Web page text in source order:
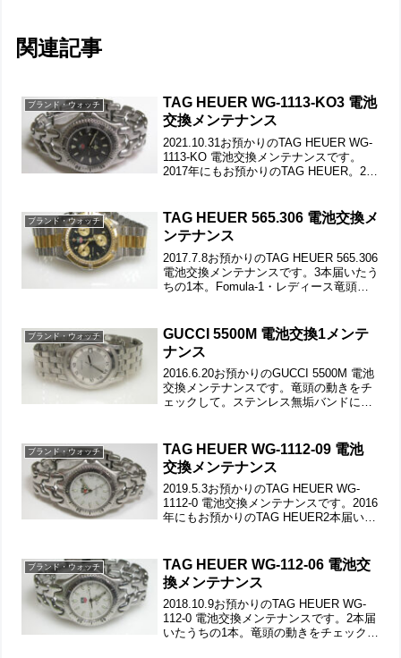
関連記事
ブランド・ウォッチ
TAG HEUER WG-1113-KO3 電池
交換メンテナンス
2021.10.31お預かりのTAG HEUER WG-
1113-KO 電池交換メンテナンスです。
2017年にもお預かりのTAG HEUER。2本
ステンレス無垢バンド...
ブランド・ウォッチ
TAG HEUER 565.306 電池交換メ
ンテナンス
2017.7.8お預かりのTAG HEUER 565.306
電池交換メンテナンスです。3本届いたう
ちの1本。Fomula-1・レディース竜頭の
置をチェックします。ベル...
ブランド・ウォッチ
GUCCI 5500M 電池交換1メンテ
ナンス
2016.6.20お預かりのGUCCI 5500M 電池
交換メンテナンスです。竜頭の動きをチ
ェックして。ステンレス無垢バンドに両
の汚れや裏蓋の裏側もチェックして。パ
ッキ...
ブランド・ウォッチ
TAG HEUER WG-1112-09 電池
交換メンテナンス
2019.5.3お預かりのTAG HEUER WG-
1112-0 電池交換メンテナンスです。2016
年にもお預かりのTAG HEUER2本届いた
ロック。微調整位置をチ...
ブランド・ウォッチ
TAG HEUER WG-112-06 電池交
換メンテナンス
2018.10.9お預かりのTAG HEUER WG-
112-0 電池交換メンテナンスです。2本届
いたうちの1本。竜頭の動きをチェックし